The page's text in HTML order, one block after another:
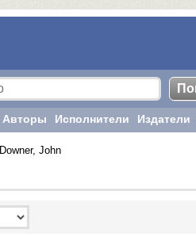
Авторы Исполнители Издатели
Downer, John